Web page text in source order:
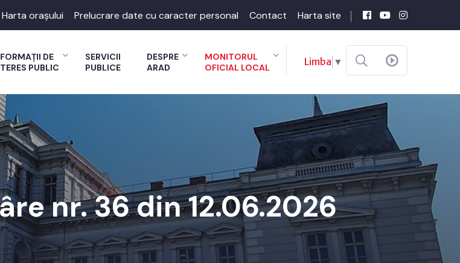
Harta orașului Prelucrare date cu caracter personal Contact Harta site
DE
PUBLIC
SERVICII
PUBLICE
DESPRE
ARAD
MONITORUL
OFICIAL LOCAL
Limba ▼
nr. 36 din 12.06.2026